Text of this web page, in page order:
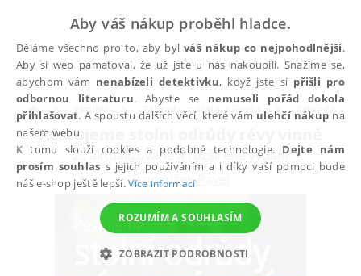
Eknihy Zahrada, zvířata, příroda Zahrada
Pěstujeme stolní odrůdy révy vinné
2., aktualizované a rozšířené vydání
Pavloušek Pavel
Aby váš nákup proběhl hladce.
Děláme všechno pro to, aby bylváš nákup co nejpohodlnější.
Aby si web pamatoval, že už jste u nás nakoupili. Snažíme se,
abychom vám nenabízeli detektivku, když jste si přišli pro
odbornou literaturu. Abyste se nemuseli pořád dokola
přihlašovat. A spoustu dalších věcí, které vám ulehčí nákup na
našem webu.
K tomu slouží cookies a podobné technologie. Dejte nám
prosím souhlas s jejich používáním a i díky vaší pomoci bude
náš e-shop ještě lepší.Více informací
ROZUMÍM A SOUHLASÍM
ZOBRAZIT PODROBNOSTI